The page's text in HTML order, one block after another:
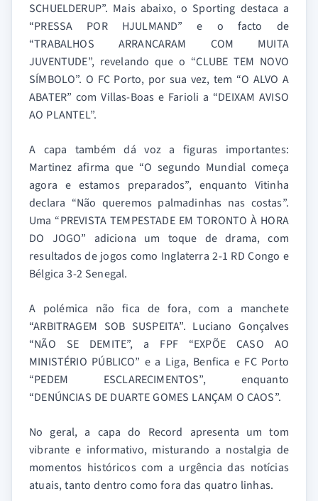
SCHUELDERUP”. Mais abaixo, o Sporting destaca a
“PRESSA POR HJULMAND” e o facto de
“TRABALHOS ARRANCARAM COM MUITA
JUVENTUDE”, revelando que o “CLUBE TEM NOVO
SÍMBOLO”. O FC Porto, por sua vez, tem “O ALVO A
ABATER” com Villas-Boas e Farioli a “DEIXAM AVISO
AO PLANTEL”.
A capa também dá voz a figuras importantes:
Martinez afirma que “O segundo Mundial começa
agora e estamos preparados”, enquanto Vitinha
declara “Não queremos palmadinhas nas costas”.
Uma “PREVISTA TEMPESTADE EM TORONTO À HORA
DO JOGO” adiciona um toque de drama, com
resultados de jogos como Inglaterra 2-1 RD Congo e
Bélgica 3-2 Senegal.
A polémica não fica de fora, com a manchete
“ARBITRAGEM SOB SUSPEITA”. Luciano Gonçalves
“NÃO SE DEMITE”, a FPF “EXPÕE CASO AO
MINISTÉRIO PÚBLICO” e a Liga, Benfica e FC Porto
“PEDEM ESCLARECIMENTOS”, enquanto
“DENÚNCIAS DE DUARTE GOMES LANÇAM O CAOS”.
No geral, a capa do Record apresenta um tom
vibrante e informativo, misturando a nostalgia de
momentos históricos com a urgência das notícias
atuais, tanto dentro como fora das quatro linhas.